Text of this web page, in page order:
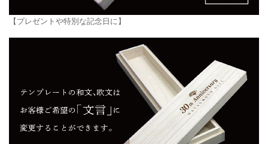
【プレゼントや特別な記念日に】